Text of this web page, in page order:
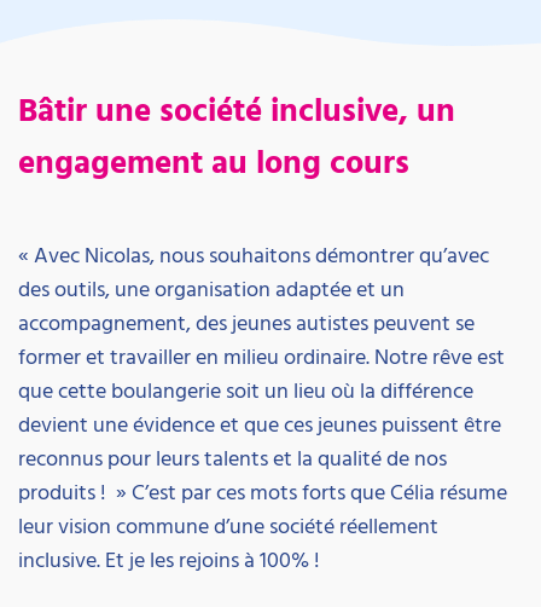
Bâtir une société inclusive, un
engagement au long cours
« Avec Nicolas, nous souhaitons démontrer qu’avec
des outils, une organisation adaptée et un
accompagnement, des jeunes autistes peuvent se
former et travailler en milieu ordinaire. Notre rêve est
que cette boulangerie soit un lieu où la différence
devient une évidence et que ces jeunes puissent être
reconnus pour leurs talents et la qualité de nos
produits ! » C’est par ces mots forts que Célia résume
leur vision commune d’une société réellement
inclusive. Et je les rejoins à 100% !